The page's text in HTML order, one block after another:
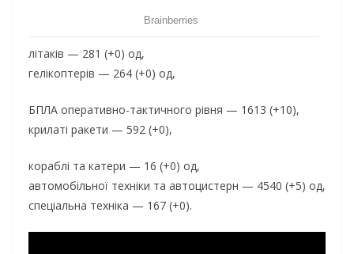
літаків — 281 (+0) од,
гелікоптерів — 264 (+0) од,
БПЛА оперативно-тактичного рівня — 1613 (+10),
крилаті ракети — 592 (+0),
кораблі та катери — 16 (+0) од,
автомобільної техніки та автоцистерн — 4540 (+5) од,
спеціальна техніка — 167 (+0).